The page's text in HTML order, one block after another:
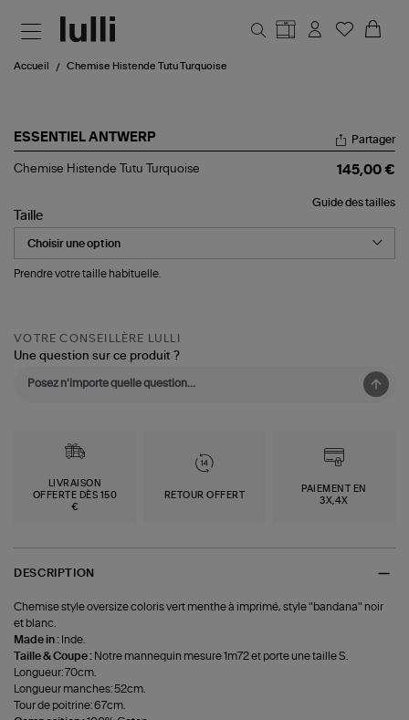
Accueil Chemise Histende Tutu Turquoise
ESSENTIEL ANTWERP
Chemise
Turquoise
Partager
Chemise Histende Tutu Turquoise 145,00 €
Guide des tailles
Taille
Prendre votre taille habituelle.
VOTRE CONSEILLÈRE LULLI
Une question sur ce produit ?
LIVRAISON
OFFERTE DÈS 150
€
RETOUR OFFERT
PAIEMENT EN
3X,4X
DESCRIPTION
Chemise style oversize coloris vert menthe à imprimé, style "bandana" noir
et blanc.
Made in : Inde.
Taille & Coupe : Notre mannequin mesure 1m72 et porte une taille S.
Longueur: 70cm.
Longueur manches: 52cm.
Tour de poitrine: 67cm.